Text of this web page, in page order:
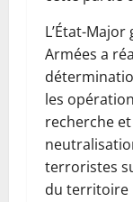
L’État-
Armées a
les
recherche
terroristes
du territoire